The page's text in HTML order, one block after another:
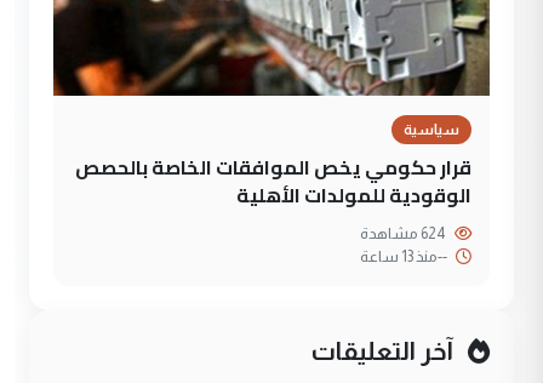
سياسية
قرار حكومي يخص الموافقات الخاصة بالحصص
الوقودية للمولدات الأهلية
--منذ 13 ساعة
آخر التعليقات